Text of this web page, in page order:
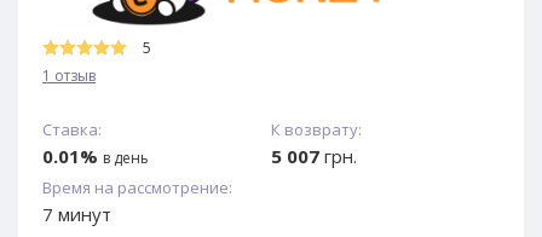
5
1 отзыв
Ставка:
0.01% в день
К возврату:
5 007 грн.
Время на рассмотрение:
7 минут